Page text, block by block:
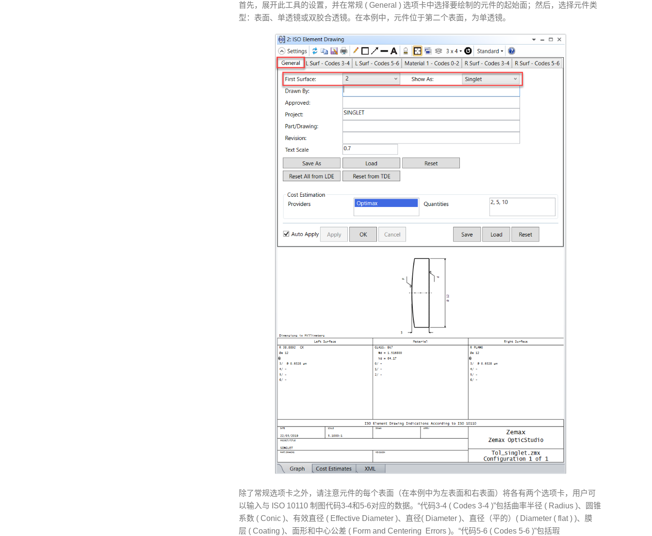
首先，展开此工具的设置，并在常规 ( General ) 选项卡中选择要绘制的元件的起始面；然后，选择元件类
型：表面、单透镜或双胶合透镜。在本例中，元件位于第二个表面，为单透镜。
除了常规选项卡之外，请注意元件的每个表面（在本例中为左表面和右表面）将各有两个选项卡，用户可
以输入与 ISO 10110 制图代码3-4和5-6对应的数据。“代码3-4 ( Codes 3-4 )”包括曲率半径 ( Radius )、圆锥
系数 ( Conic )、有效直径 ( Effective Diameter )、直径( Diameter )、直径（平的）( Diameter ( flat ) )、膜
层 ( Coating )、面形和中心公差 ( Form and Centering Errors )。“代码5-6 ( Codes 5-6 )”包括瑕